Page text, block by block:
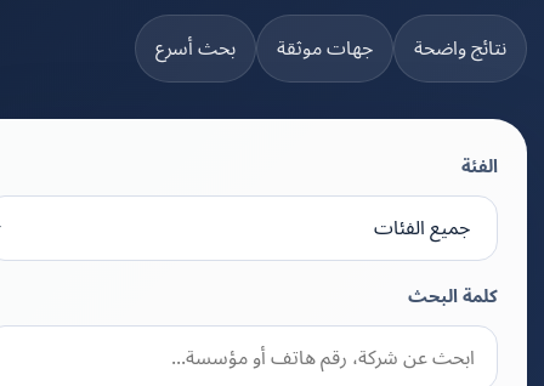
واضحة جهات موثقة بحث أسرع
كلمة البحث